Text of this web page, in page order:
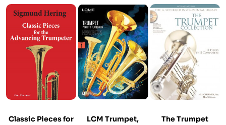
Classic Pieces for
LCM Trumpet,
The Trumpet